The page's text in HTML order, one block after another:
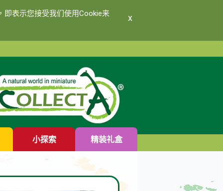
即表示您接受我们使用Cookie来
x
小探索 精装礼盒